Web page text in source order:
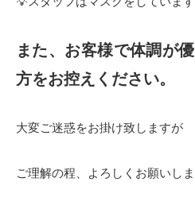
また、お客様で体調が
方をお控えください。
大変ご迷惑をお掛け致しますが
ご理解の程、よろしくお願いしま